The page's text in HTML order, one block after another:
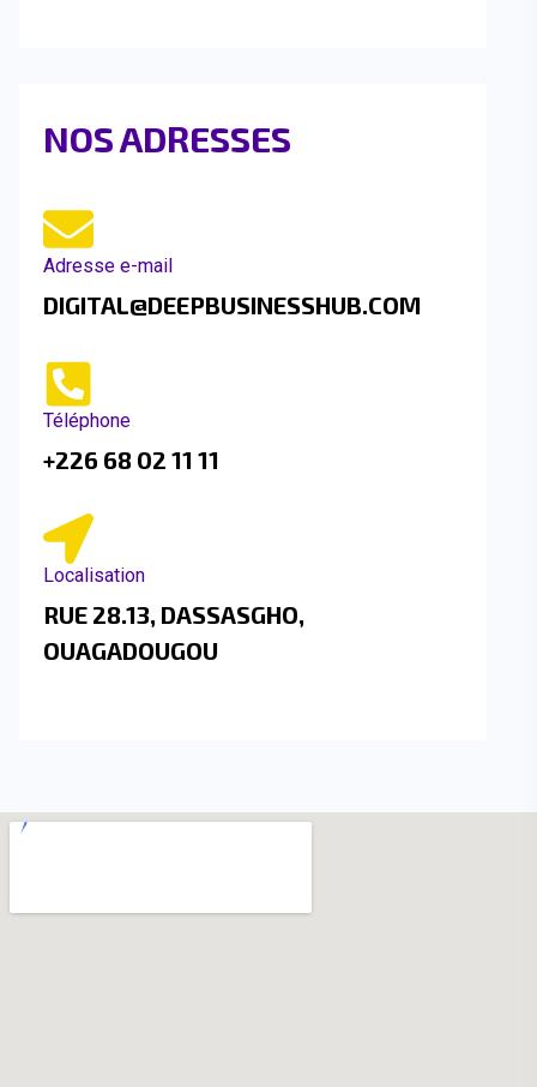
NOS ADRESSES
Adresse e-mail
DIGITAL@DEEPBUSINESSHUB.COM
Téléphone
+226 68 02 11 11
Localisation
RUE 28.13, DASSASGHO,
OUAGADOUGOU